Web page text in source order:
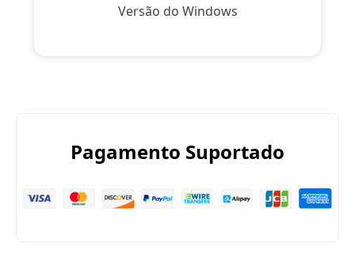
Versão do Windows
Pagamento Suportado